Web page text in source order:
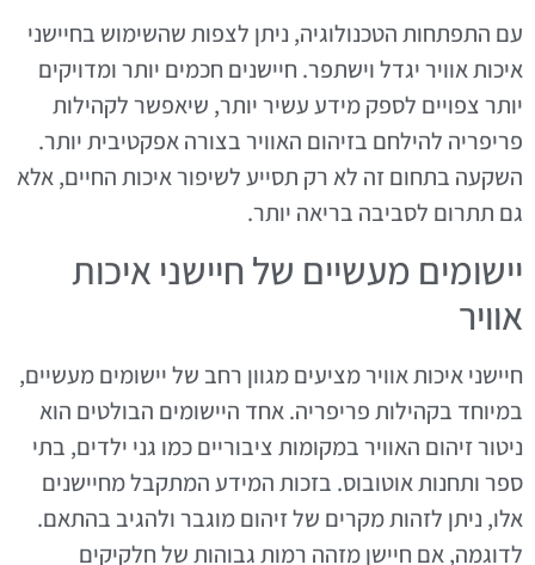
עם התפתחות הטכנולוגיה, ניתן לצפות שהשימוש בחיישני
איכות אוויר יגדל וישתפר. חיישנים חכמים יותר ומדויקים
יותר צפויים לספק מידע עשיר יותר, שיאפשר לקהילות
פריפריה להילחם בזיהום האוויר בצורה אפקטיבית יותר.
השקעה בתחום זה לא רק תסייע לשיפור איכות החיים, אלא
גם תתרום לסביבה בריאה יותר.
יישומים מעשיים של חיישני איכות
אוויר
חיישני איכות אוויר מציעים מגוון רחב של יישומים מעשיים,
במיוחד בקהילות פריפריה. אחד היישומים הבולטים הוא
ניטור זיהום האוויר במקומות ציבוריים כמו גני ילדים, בתי
ספר ותחנות אוטובוס. בזכות המידע המתקבל מחיישנים
אלו, ניתן לזהות מקרים של זיהום מוגבר ולהגיב בהתאם.
לדוגמה, אם חיישן מזהה רמות גבוהות של חלקיקים